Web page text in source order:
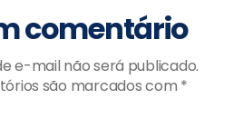
comentário
e-mail não será publicado.
são marcados com *